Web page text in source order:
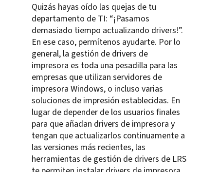
Quizás hayas oído las quejas de tu
departamento de TI: “¡Pasamos
demasiado tiempo actualizando drivers!”.
En ese caso, permítenos ayudarte. Por lo
general, la gestión de drivers de
impresora es toda una pesadilla para las
empresas que utilizan servidores de
impresora Windows, o incluso varias
soluciones de impresión establecidas. En
lugar de depender de los usuarios finales
para que añadan drivers de impresora y
tengan que actualizarlos continuamente a
las versiones más recientes, las
herramientas de gestión de drivers de LRS